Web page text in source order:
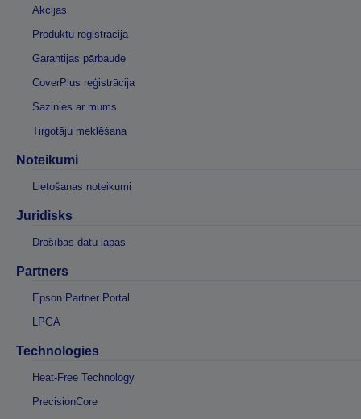
Akcijas
Produktu reģistrācija
Garantijas pārbaude
CoverPlus reģistrācija
Sazinies ar mums
Tirgotāju meklēšana
Noteikumi
Lietošanas noteikumi
Juridisks
Drošības datu lapas
Partners
Epson Partner Portal
LPGA
Technologies
Heat-Free Technology
PrecisionCore